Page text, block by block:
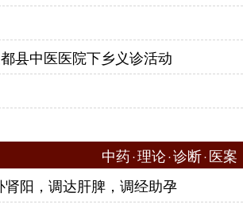
县中医医院下乡义诊活动
中药·理论·诊断·医案
阳，调达肝脾，调经助孕